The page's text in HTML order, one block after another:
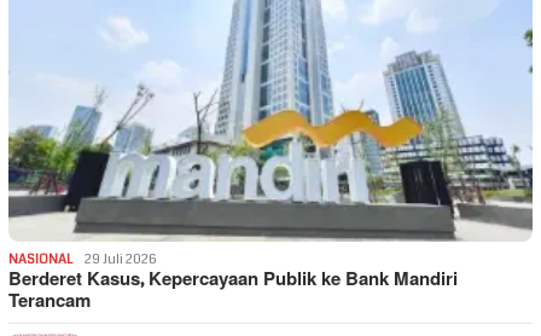
NASIONAL 29 Juli 2026
Berderet Kasus, Kepercayaan Publik ke Bank Mandiri
Terancam